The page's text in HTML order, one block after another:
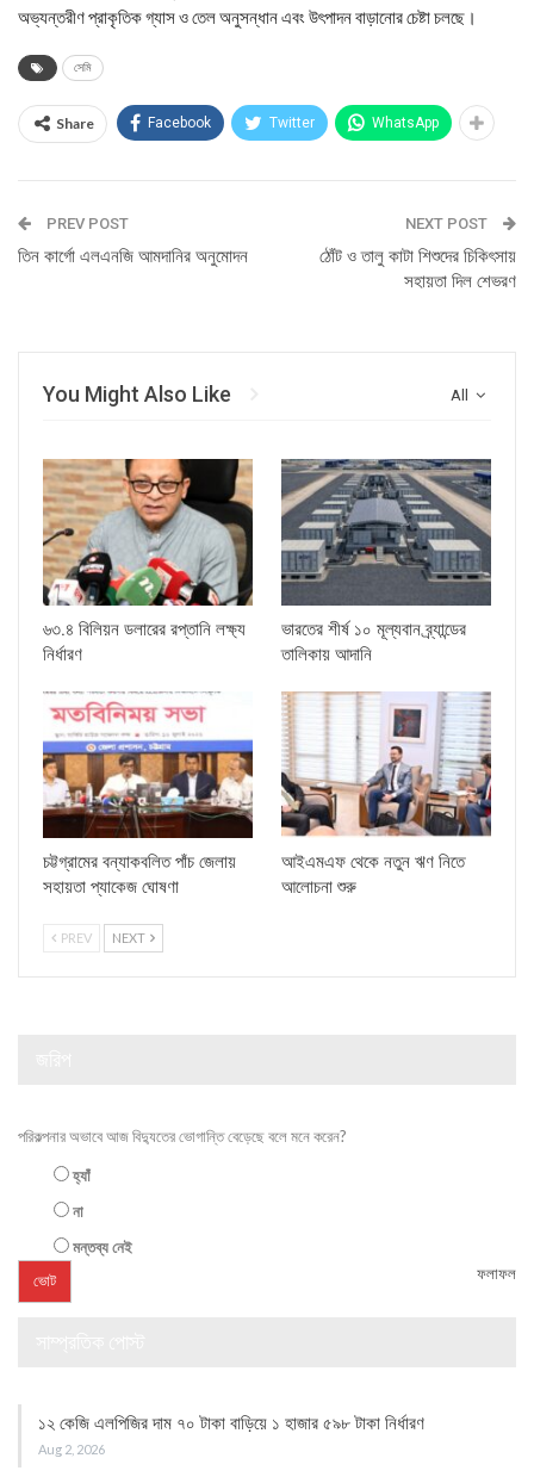
অভ্যন্তরীণ প্রাকৃতিক গ্যাস ও তেল অনুসন্ধান এবং উৎপাদন বাড়ানোর চেষ্টা চলছে।
সেমি
Share Facebook Twitter WhatsApp
PREV POST
তিন কার্গো এলএনজি আমদানির অনুমোদন
NEXT POST
ঠোঁট ও তালু কাটা শিশুদের চিকিৎসায়
সহায়তা দিল শেভরণ
All
You Might Also Like
৬৩.৪ বিলিয়ন ডলারের রপ্তানি লক্ষ্য
নির্ধারণ
ভারতের শীর্ষ ১০ মূল্যবান ব্র্যান্ডের
তালিকায় আদানি
চট্টগ্রামের বন্যাকবলিত পাঁচ জেলায়
সহায়তা প্যাকেজ ঘোষণা
আইএমএফ থেকে নতুন ঋণ নিতে
আলোচনা শুরু
PREV NEXT
পরিকল্পনার অভাবে আজ বিদ্যুতের ভোগান্তি বেড়েছে বলে মনে করেন?
হ্যাঁ
না
মন্তব্য নেই
ফলাফল
১২ কেজি এলপিজির দাম ৭০ টাকা বাড়িয়ে ১ হাজার ৫৯৮ টাকা নির্ধারণ
Aug 2, 2026